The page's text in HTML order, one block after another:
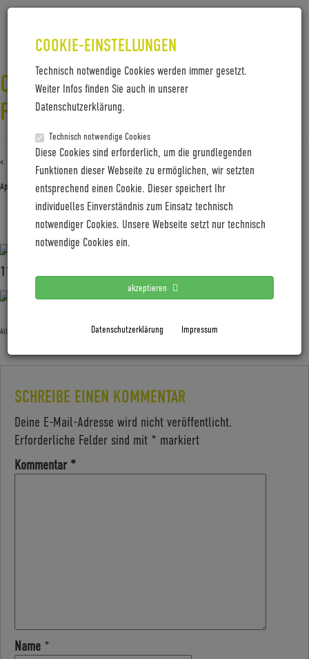
COOKIE-EINSTELLUNGEN
Technisch notwendige Cookies werden immer gesetzt.
Weiter Infos finden Sie auch in unserer
Datenschutzerklärung.
Technisch notwendige Cookies
Diese Cookies sind erforderlich, um die grundlegenden
Funktionen dieser Webseite zu ermöglichen, wir setzten
entsprechend einen Cookie. Dieser speichert Ihr
individuelles Einverständnis zum Einsatz technisch
notwendiger Cookies. Unsere Webseite setzt nur technisch
notwendige Cookies ein.
akzeptieren
Datenschutzerklärung Impressum
COBOC_ONE-ECYCLE_LIFESTYLE-
F1_2018-05
‹ Zurück zu Coboc_ONE-eCycle_Lifestyle-f1_2018-05
April 9, 2019 Gabi Jung— No Comments
Coboc_ONE-eCycle_Lifestyle-f1_2018-05
Allgemein
SCHREIBE EINEN KOMMENTAR
Deine E-Mail-Adresse wird nicht veröffentlicht.
Erforderliche Felder sind mit * markiert
Kommentar *
Name *